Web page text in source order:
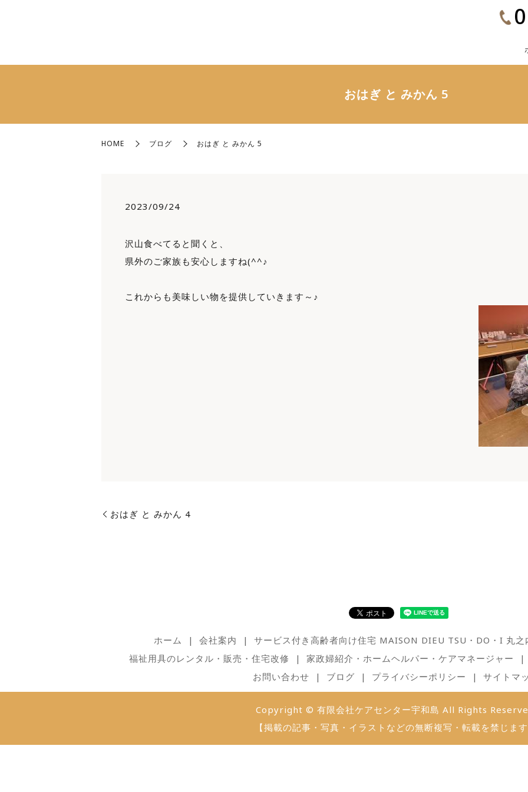
おはぎ と みかん 5
HOME ブログ おはぎ と みかん 5
2023/09/24
沢山食べてると聞くと、
県外のご家族も安心しますね(^^♪
これからも美味しい物を提供していきます～♪
おはぎ と みかん 4
ホーム 会社案内
サービス付き高齢者向け住宅 MAISON DIEU TSU・DO・I 丸之
福祉用具のレンタル・販売・住宅改修
家政婦紹介・ホームヘルパー・ケアマネージャー
お問い合わせ
ブログ プライバシーポリシー サイトマ
Copyright © 有限会社ケアセンター宇和島 All Rights
【掲載の記事・写真・イラストなどの無断複写・転載を禁じま